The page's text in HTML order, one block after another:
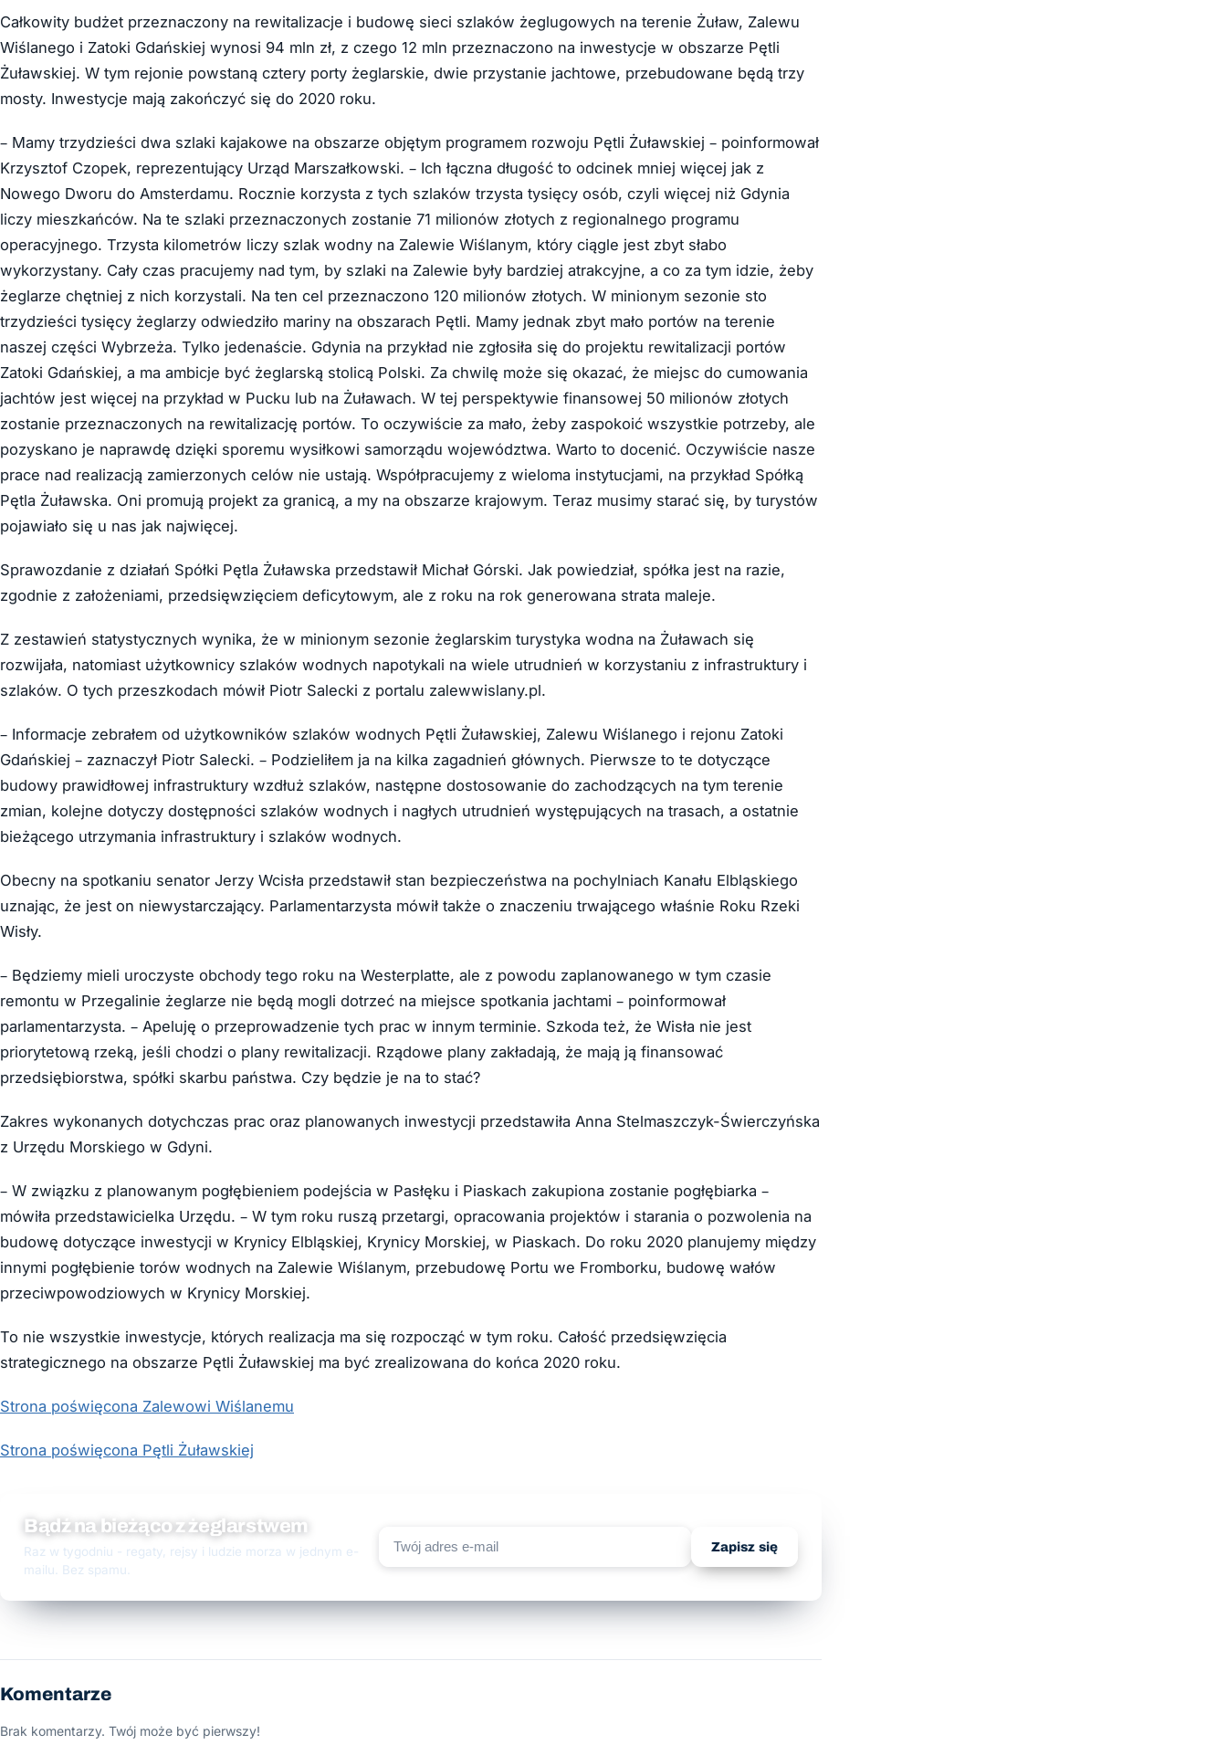
Całkowity budżet przeznaczony na rewitalizacje i budowę sieci szlaków żeglugowych na terenie Żuław, Zalewu
Wiślanego i Zatoki Gdańskiej wynosi 94 mln zł, z czego 12 mln przeznaczono na inwestycje w obszarze Pętli
Żuławskiej. W tym rejonie powstaną cztery porty żeglarskie, dwie przystanie jachtowe, przebudowane będą trzy
mosty. Inwestycje mają zakończyć się do 2020 roku.
– Mamy trzydzieści dwa szlaki kajakowe na obszarze objętym programem rozwoju Pętli Żuławskiej – poinformował
Krzysztof Czopek, reprezentujący Urząd Marszałkowski. – Ich łączna długość to odcinek mniej więcej jak z
Nowego Dworu do Amsterdamu. Rocznie korzysta z tych szlaków trzysta tysięcy osób, czyli więcej niż Gdynia
liczy mieszkańców. Na te szlaki przeznaczonych zostanie 71 milionów złotych z regionalnego programu
operacyjnego. Trzysta kilometrów liczy szlak wodny na Zalewie Wiślanym, który ciągle jest zbyt słabo
wykorzystany. Cały czas pracujemy nad tym, by szlaki na Zalewie były bardziej atrakcyjne, a co za tym idzie, żeby
żeglarze chętniej z nich korzystali. Na ten cel przeznaczono 120 milionów złotych. W minionym sezonie sto
trzydzieści tysięcy żeglarzy odwiedziło mariny na obszarach Pętli. Mamy jednak zbyt mało portów na terenie
naszej części Wybrzeża. Tylko jedenaście. Gdynia na przykład nie zgłosiła się do projektu rewitalizacji portów
Zatoki Gdańskiej, a ma ambicje być żeglarską stolicą Polski. Za chwilę może się okazać, że miejsc do cumowania
jachtów jest więcej na przykład w Pucku lub na Żuławach. W tej perspektywie finansowej 50 milionów złotych
zostanie przeznaczonych na rewitalizację portów. To oczywiście za mało, żeby zaspokoić wszystkie potrzeby, ale
pozyskano je naprawdę dzięki sporemu wysiłkowi samorządu województwa. Warto to docenić. Oczywiście nasze
prace nad realizacją zamierzonych celów nie ustają. Współpracujemy z wieloma instytucjami, na przykład Spółką
Pętla Żuławska. Oni promują projekt za granicą, a my na obszarze krajowym. Teraz musimy starać się, by turystów
pojawiało się u nas jak najwięcej.
Sprawozdanie z działań Spółki Pętla Żuławska przedstawił Michał Górski. Jak powiedział, spółka jest na razie,
zgodnie z założeniami, przedsięwzięciem deficytowym, ale z roku na rok generowana strata maleje.
Z zestawień statystycznych wynika, że w minionym sezonie żeglarskim turystyka wodna na Żuławach się
rozwijała, natomiast użytkownicy szlaków wodnych napotykali na wiele utrudnień w korzystaniu z infrastruktury i
szlaków. O tych przeszkodach mówił Piotr Salecki z portalu zalewwislany.pl.
– Informacje zebrałem od użytkowników szlaków wodnych Pętli Żuławskiej, Zalewu Wiślanego i rejonu Zatoki
Gdańskiej – zaznaczył Piotr Salecki. – Podzieliłem ja na kilka zagadnień głównych. Pierwsze to te dotyczące
budowy prawidłowej infrastruktury wzdłuż szlaków, następne dostosowanie do zachodzących na tym terenie
zmian, kolejne dotyczy dostępności szlaków wodnych i nagłych utrudnień występujących na trasach, a ostatnie
bieżącego utrzymania infrastruktury i szlaków wodnych.
Obecny na spotkaniu senator Jerzy Wcisła przedstawił stan bezpieczeństwa na pochylniach Kanału Elbląskiego
uznając, że jest on niewystarczający. Parlamentarzysta mówił także o znaczeniu trwającego właśnie Roku Rzeki
Wisły.
– Będziemy mieli uroczyste obchody tego roku na Westerplatte, ale z powodu zaplanowanego w tym czasie
remontu w Przegalinie żeglarze nie będą mogli dotrzeć na miejsce spotkania jachtami – poinformował
parlamentarzysta. – Apeluję o przeprowadzenie tych prac w innym terminie. Szkoda też, że Wisła nie jest
priorytetową rzeką, jeśli chodzi o plany rewitalizacji. Rządowe plany zakładają, że mają ją finansować
przedsiębiorstwa, spółki skarbu państwa. Czy będzie je na to stać?
Zakres wykonanych dotychczas prac oraz planowanych inwestycji przedstawiła Anna Stelmaszczyk-Świerczyńska
z Urzędu Morskiego w Gdyni.
– W związku z planowanym pogłębieniem podejścia w Pasłęku i Piaskach zakupiona zostanie pogłębiarka –
mówiła przedstawicielka Urzędu. – W tym roku ruszą przetargi, opracowania projektów i starania o pozwolenia na
budowę dotyczące inwestycji w Krynicy Elbląskiej, Krynicy Morskiej, w Piaskach. Do roku 2020 planujemy między
innymi pogłębienie torów wodnych na Zalewie Wiślanym, przebudowę Portu we Fromborku, budowę wałów
przeciwpowodziowych w Krynicy Morskiej.
To nie wszystkie inwestycje, których realizacja ma się rozpocząć w tym roku. Całość przedsięwzięcia
strategicznego na obszarze Pętli Żuławskiej ma być zrealizowana do końca 2020 roku.
Strona poświęcona Zalewowi Wiślanemu
Strona poświęcona Pętli Żuławskiej
Bądź na bieżąco z żeglarstwem
Raz w tygodniu - regaty, rejsy i ludzie morza w jednym e-
mailu. Bez spamu.
Zapisz się
Komentarze
Brak komentarzy. Twój może być pierwszy!